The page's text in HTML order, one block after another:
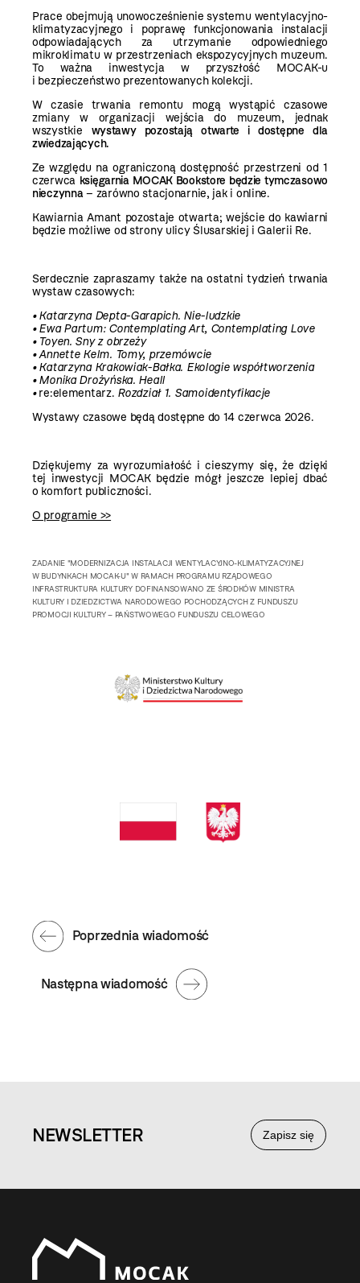
Prace obejmują unowocześnienie systemu wentylacyjno-
klimatyzacyjnego i poprawę funkcjonowania instalacji
odpowiadających za utrzymanie odpowiedniego
mikroklimatu w przestrzeniach ekspozycyjnych muzeum.
To ważna inwestycja w przyszłość MOCAK-u
i bezpieczeństwo prezentowanych kolekcji.
W czasie trwania remontu mogą wystąpić czasowe
zmiany w organizacji wejścia do muzeum, jednak
wszystkie wystawy pozostają otwarte i dostępne dla
zwiedzających.
Ze względu na ograniczoną dostępność przestrzeni od 1
czerwca księgarnia MOCAK Bookstore będzie tymczasowo
nieczynna– zarówno stacjonarnie, jak i online.
Kawiarnia Amant pozostaje otwarta; wejście do kawiarni
będzie możliwe od strony ulicy Ślusarskiej i Galerii Re.
Serdecznie zapraszamy także na ostatni tydzień trwania
wystaw czasowych:
• Katarzyna Depta-Garapich. Nie-ludzkie
• Ewa Partum: Contemplating Art, Contemplating Love
• Toyen. Sny z obrzeży
• Annette Kelm. Tomy, przemówcie
• Katarzyna Krakowiak-Bałka. Ekologie współtworzenia
• Monika Drożyńska. Heall
•re:elementarz. Rozdział 1. Samoidentyfikacje
Wystawy czasowe będą dostępne do 14 czerwca 2026.
Dziękujemy za wyrozumiałość i cieszymy się, że dzięki
tej inwestycji MOCAK będzie mógł jeszcze lepiej dbać
o komfort publiczności.
O programie >>
ZADANIE "MODERNIZACJA INSTALACJI WENTYLACYJNO-KLIMATYZACYJNEJ
W BUDYNKACH MOCAK-U" W RAMACH PROGRAMU RZĄDOWEGO
INFRASTRUKTURA KULTURY DOFINANSOWANO ZE ŚRODKÓW MINISTRA
KULTURY I DZIEDZICTWA NARODOWEGO POCHODZĄCYCH Z FUNDUSZU
PROMOCJI KULTURY – PAŃSTWOWEGO FUNDUSZU CELOWEGO
Następna wiadomość
Poprzednia wiadomość
Zapisz się
NEWSLETTER